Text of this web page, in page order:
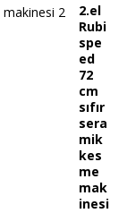
2.el
Rubi
spe
ed
72
cm
sıfır
sera
mik
kes
me
mak
inesi